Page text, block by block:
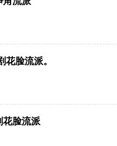
脸流派。
花脸流派